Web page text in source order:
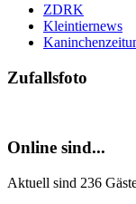
ZDRK
Kleintiernews
Zufallsfoto
Online sind...
Aktuell sind 236